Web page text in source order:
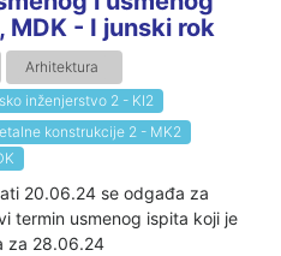
MDK - I junski rok
Arhitektura
inženjerstvo 2 - KI2
konstrukcije 2 - MK2
20.06.24 se odgađa za
termin usmenog ispita koji je
za 28.06.24